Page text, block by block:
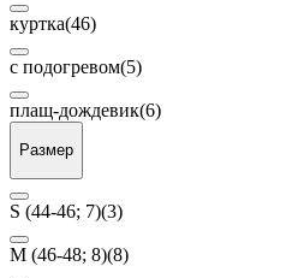
куртка(46)
с подогревом(5)
плащ-дождевик(6)
Размер
S (44-46; 7)(3)
М (46-48; 8)(8)